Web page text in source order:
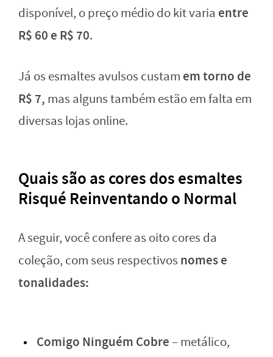
disponível, o preço médio do kit varia entre
R$ 60 e R$ 70.
Já os esmaltes avulsos custam em torno de
R$ 7, mas alguns também estão em falta em
diversas lojas online.
Quais são as cores dos esmaltes
Risqué Reinventando o Normal
A seguir, você confere as oito cores da
coleção, com seus respectivos nomes e
tonalidades:
Comigo Ninguém Cobre– metálico,